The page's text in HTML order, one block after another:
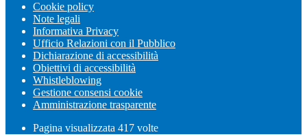
Cookie policy
Note legali
Informativa Privacy
Ufficio Relazioni con il Pubblico
Dichiarazione di accessibilità
Obiettivi di accessibilità
Whistleblowing
Gestione consensi cookie
Amministrazione trasparente
Pagina visualizzata 417 volte